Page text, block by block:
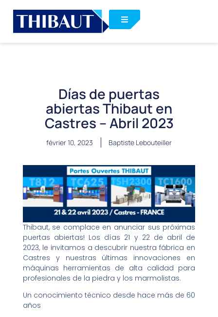
Días de puertas
abiertas Thibaut en
Castres – Abril 2023
février 10, 2023 Baptiste Lebouteiller
Thibaut, se complace en anunciar sus próximas
puertas abiertas! Los días 21 y 22 de abril de
2023, le invitamos a descubrir nuestra fábrica en
Castres y nuestras últimas innovaciones en
máquinas herramientas de alta calidad para
profesionales de la piedra y los marmolistas.
Un conocimiento técnico desde hace más de 60
años